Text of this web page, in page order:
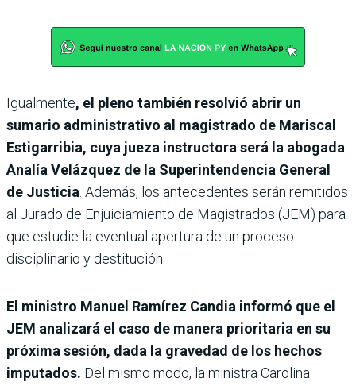
Igualmente, el pleno también resolvió abrir un
sumario administrativo al magistrado de Mariscal
Estigarribia, cuya jueza instructora será la abogada
Analía Velázquez de la Superintendencia General
de Justicia. Además, los antecedentes serán remitidos
al Jurado de Enjuiciamiento de Magistrados (JEM) para
que estudie la eventual apertura de un proceso
disciplinario y destitución.
El ministro Manuel Ramírez Candia informó que el
JEM analizará el caso de manera prioritaria en su
próxima sesión, dada la gravedad de los hechos
imputados. Del mismo modo, la ministra Carolina